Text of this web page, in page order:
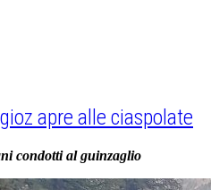
apre alle ciaspolate
condotti al guinzaglio